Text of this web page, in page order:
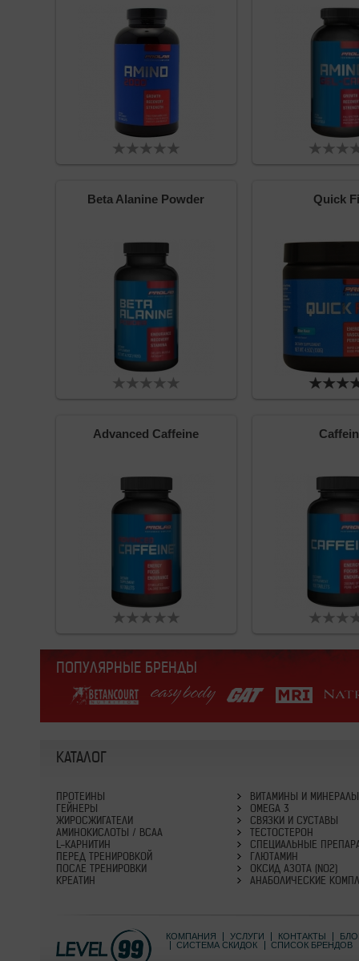
Beta Alanine Powder Quick
Advanced Caffeine
ПОПУЛЯРНЫЕ БРЕНДЫ
КАТАЛОГ
ПРОТЕИНЫ
ГЕЙНЕРЫ
ЖИРОСЖИГАТЕЛИ
АМИНОКИСЛОТЫ / BCAA
L-КАРНИТИН
ПЕРЕД ТРЕНИРОВКОЙ
ПОСЛЕ ТРЕНИРОВКИ
КРЕАТИН
ВИТАМИНЫ И МИНЕРАЛЫ
OMEGA 3
СВЯЗКИ И СУСТАВЫ
ТЕСТОСТЕРОН
СПЕЦИАЛЬНЫЕ
ГЛЮТАМИН
ОКСИД АЗОТА (NO2)
АНАБОЛИЧЕСКИЕ
КОМПАНИЯ УСЛУГИ КОНТАКТЫ
СИСТЕМА СКИДОК
СПИСОК БРЕНДОВ